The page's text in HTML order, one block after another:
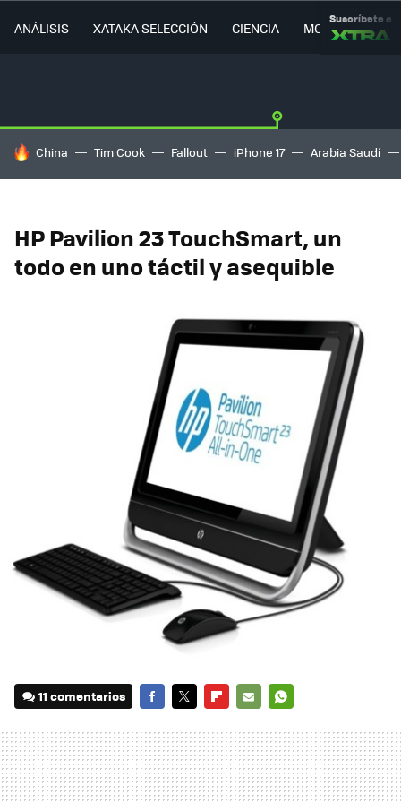
ANÁLISIS XATAKA SELECCIÓN CIENCIA MOVILIDAD
Suscríbete a
HOY SE HABLA DE
China Tim Cook Fallout iPhone 17 Arabia Saudí
HP Pavilion 23 TouchSmart, un
todo en uno táctil y asequible
11 comentarios
MAIL